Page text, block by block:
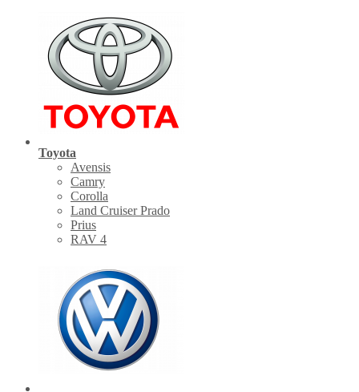
Toyota
Avensis
Camry
Corolla
Land Cruiser Prado
Prius
RAV 4